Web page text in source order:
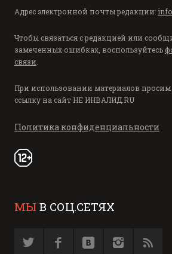
Адрес электронной почты редакции:
Чтобы связаться с редакцией или
замеченных ошибках, воспользуйтесь
связи
При использовании материалов
ссылку на сайт НЕ ИНВАЛИД.RU
Политика конфиденциальности
МЫ В СОЦ.СЕТЯХ